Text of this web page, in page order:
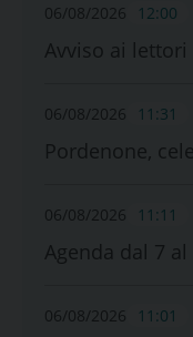
06/08/2026 12:00
Avviso ai lettori
06/08/2026 11:31
Pordenone,
06/08/2026 11:11
Agenda dal 7
06/08/2026 11:01